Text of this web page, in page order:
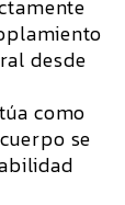
desde
como
se